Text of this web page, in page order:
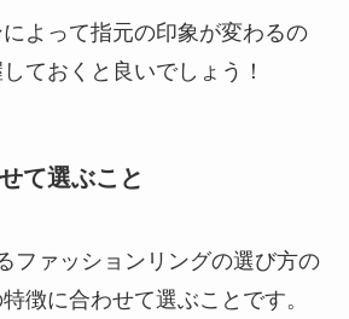
よって指元の印象が変わるの
ておくと良いでしょう！
て選ぶこと
ファッションリングの選び方の
徴に合わせて選ぶことです。